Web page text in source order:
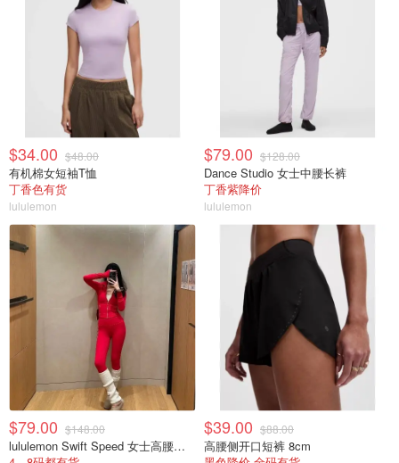
$34.00 $48.00
有机棉女短袖T恤
丁香色有货
lululemon
$79.00 $128.00
Dance Studio 女士中腰长裤
丁香紫降价
lululemon
$79.00 $148.00
lululemon Swift Speed 女士高腰紧身裤
$39.00 $88.00
高腰侧开口短裤 8cm